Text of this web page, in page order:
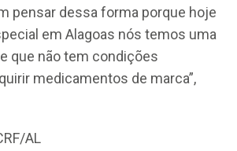
pensar dessa forma porque hoje
em Alagoas nós temos uma
que não tem condições
medicamentos de marca”,
AL